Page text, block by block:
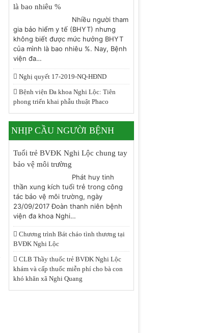
là bao nhiêu %
Nhiều người tham
gia bảo hiểm y tế (BHYT) nhưng
không biết được mức hưởng BHYT
của mình là bao nhiêu %. Nay, Bệnh
viện đa…
Nghị quyết 17-2019-NQ-HĐND
Bệnh viện Đa khoa Nghi Lộc: Tiên
phong triển khai phẫu thuật Phaco
NHỊP CẦU NGƯỜI BỆNH
Tuổi trẻ BVĐK Nghi Lộc chung tay
bảo vệ môi trường
Phát huy tinh
thần xung kích tuổi trẻ trong công
tác bảo vệ môi trường, ngày
23/09/2017 Đoàn thanh niên bệnh
viện đa khoa Nghi…
Chương trình Bát cháo tình thương tại
BVĐK Nghi Lộc
CLB Thầy thuốc trẻ BVĐK Nghi Lộc
khám và cấp thuốc miễn phí cho bà con
khó khăn xã Nghi Quang